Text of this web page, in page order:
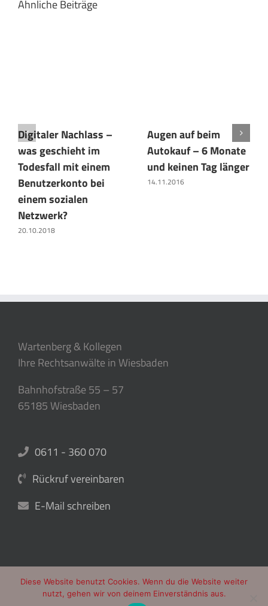
Ähnliche Beiträge
Digitaler Nachlass –
was geschieht im
Todesfall mit einem
Benutzerkonto bei
einem sozialen
Netzwerk?
20.10.2018
Augen auf beim
Autokauf – 6 Monate
und keinen Tag länger
14.11.2016
Wartenberg & Kollegen
Ihre Rechtsanwälte in Wiesbaden
Bahnhofstraße 55 – 57
65185 Wiesbaden
0611 - 360 070
Rückruf vereinbaren
E-Mail schreiben
Diese Website benutzt Cookies. Wenn du die Website weiter
nutzt, gehen wir von deinem Einverständnis aus.